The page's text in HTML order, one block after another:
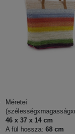
Méretei
46 x 37 x 14 cm
A fül hossza: 68 cm